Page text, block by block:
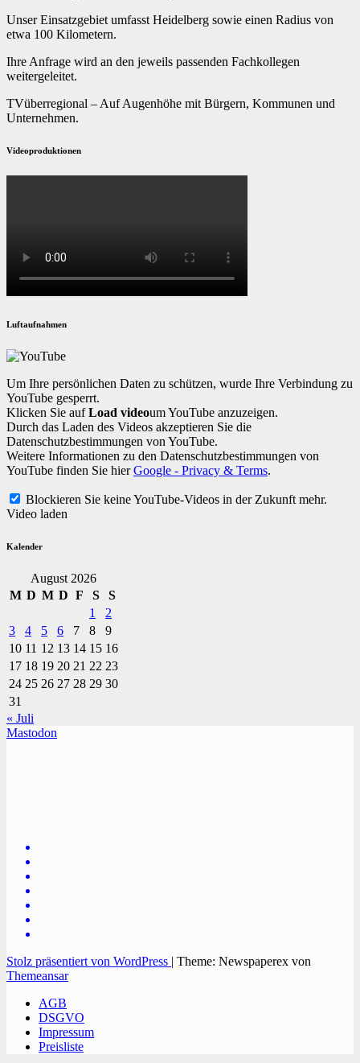
Unser Einsatzgebiet umfasst Heidelberg sowie einen Radius von
etwa 100 Kilometern.
Ihre Anfrage wird an den jeweils passenden Fachkollegen
weitergeleitet.
TVüberregional – Auf Augenhöhe mit Bürgern, Kommunen und
Unternehmen.
Videoproduktionen
Luftaufnahmen
Um Ihre persönlichen Daten zu schützen, wurde Ihre Verbindung zu
YouTube gesperrt.
Klicken Sie aufLoad videoum YouTube anzuzeigen.
Durch das Laden des Videos akzeptieren Sie die
Datenschutzbestimmungen von YouTube.
Weitere Informationen zu den Datenschutzbestimmungen von
YouTube finden Sie hierGoogle - Privacy & Terms.
Blockieren Sie keine YouTube-Videos in der Zukunft mehr.
Video laden
Kalender
August 2026
M D M D F S
S
1
2
3
4 5 6 7 8
9
10 11 12 13 14 15 16
17 18 19 20 21 22 23
24 25 26 27 28 29 30
31
« Juli
Mastodon
Stolz präsentiert von WordPress | Theme: Newspaperex von
Themeansar
AGB
DSGVO
Impressum
Preisliste